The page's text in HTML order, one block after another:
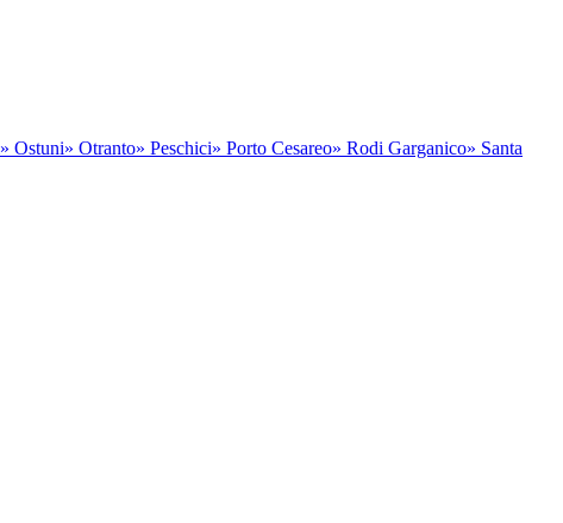
» Ostuni» Otranto» Peschici» Porto Cesareo» Rodi Garganico» Santa